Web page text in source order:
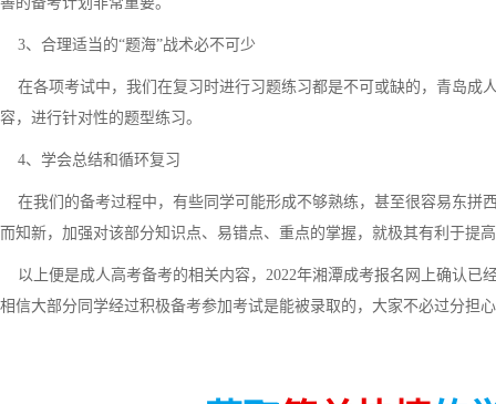
3、合理适当的“题海”战术必不可少
在各项考试中，我们在复习时进行习题练习都是不可或缺的，青岛成
容，进行针对性的题型练习。
4、学会总结和循环复习
在我们的备考过程中，有些同学可能形成不够熟练，甚至很容易东拼
而知新，加强对该部分知识点、易错点、重点的掌握，就极其有利于提
以上便是成人高考备考的相关内容，2022年湘潭成考报名网上确认已
相信大部分同学经过积极备考参加考试是能被录取的，大家不必过分担